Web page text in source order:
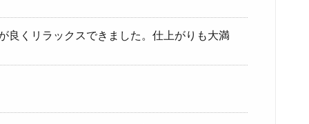
良くリラックスできました。仕上がりも大満